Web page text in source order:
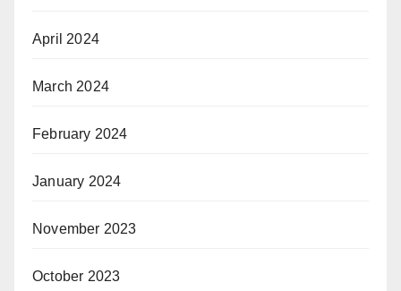
April 2024
March 2024
February 2024
January 2024
November 2023
October 2023